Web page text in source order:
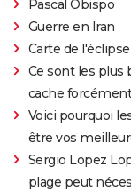
Pascal Obispo
Guerre en Iran
Carte de
Ce sont les plus
cache
Voici pourquoi
être vos
Sergio Lopez
plage peut